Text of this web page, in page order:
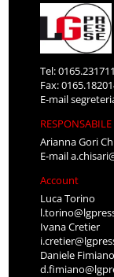
Tel: 0165.231711
Fax:
E-mail
Arianna Gori
E-mail
Account
Luca Torino
Ivana Cretier
Daniele Fimiano